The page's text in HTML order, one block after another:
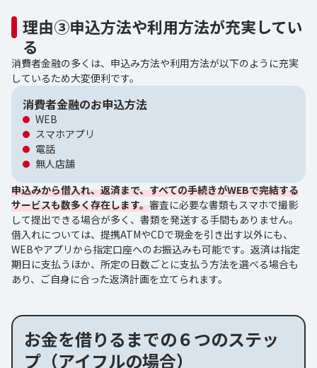
理由③申込方法や利用方法が充実してい
る
消費者金融の多くは、申込み方法や利用方法が以下のように充実
しているため大変便利です。
消費者金融のお申込方法
WEB
スマホアプリ
電話
無人店舗
申込みから借入れ、返済まで、すべての手続きがWEBで完結する
サービスも数多く存在します。審査に必要な書類もスマホで撮影
して提出できる場合が多く、書類を発送する手間もありません。
借入れについては、提携ATMやCDで現金を引き出す以外にも、
WEBやアプリから指定口座へのお振込みも可能です。返済は指定
期日に支払うほか、所定の日数ごとに支払う方法を選べる場合も
あり、ご自身に合った返済計画を立てられます。
お金を借りるまでの６つのステッ
プ（アイフルの場合）